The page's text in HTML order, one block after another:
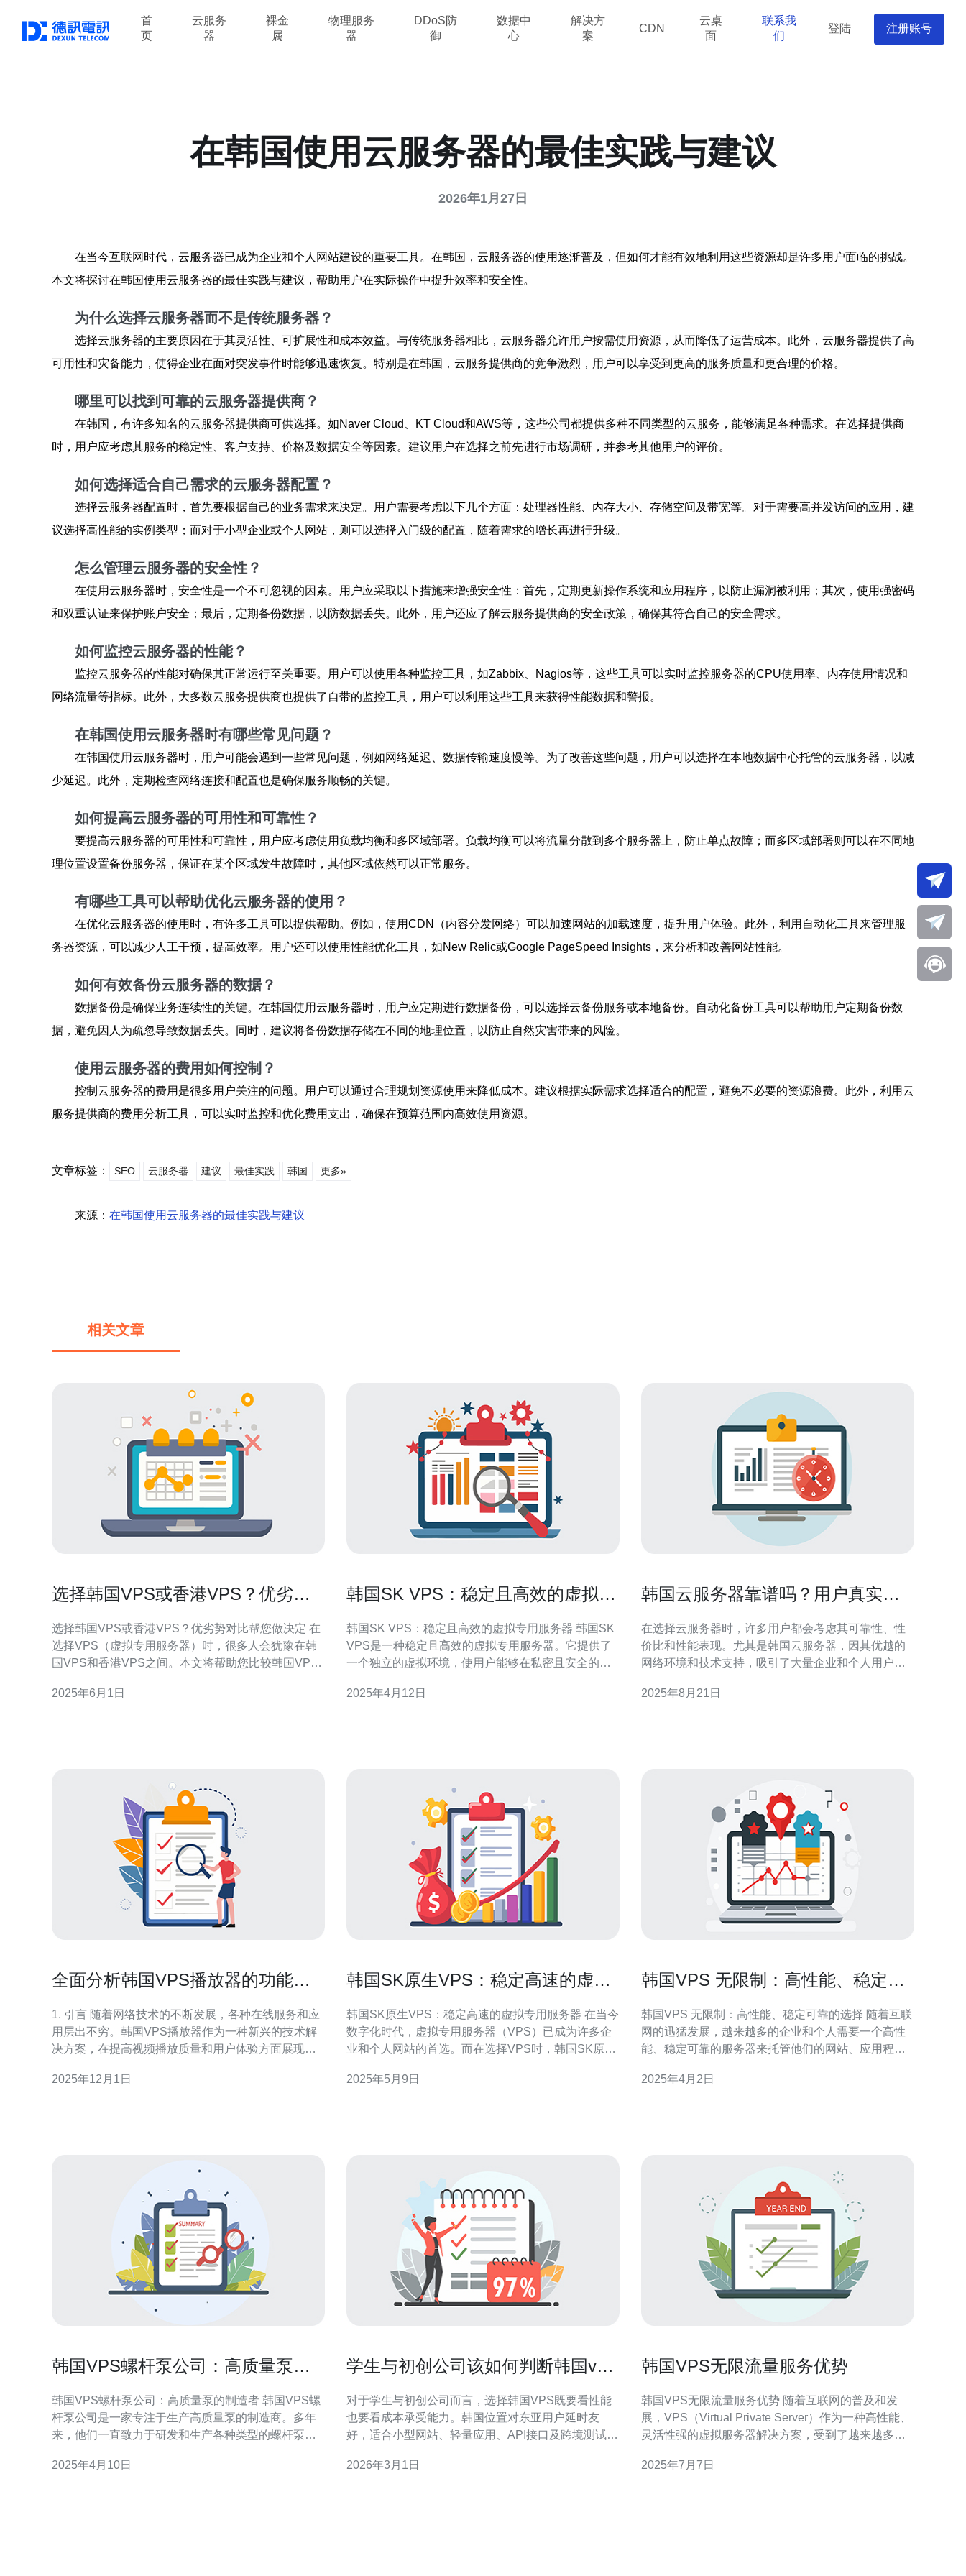
首
页
云服务
器
裸金
属
物理服务
器
DDoS防
御
数据中
心
解决方
案
CDN
云桌
面
联系我
们
登陆 注册账号
在韩国使用云服务器的最佳实践与建议
2026年1月27日
在当今互联网时代，云服务器已成为企业和个人网站建设的重要工具。在韩国，云服务器的使用逐渐普及，但如何才能有效地利用这些资源却是许多用户面临的挑战。
本文将探讨在韩国使用云服务器的最佳实践与建议，帮助用户在实际操作中提升效率和安全性。
为什么选择云服务器而不是传统服务器？
选择云服务器的主要原因在于其灵活性、可扩展性和成本效益。与传统服务器相比，云服务器允许用户按需使用资源，从而降低了运营成本。此外，云服务器提供了高
可用性和灾备能力，使得企业在面对突发事件时能够迅速恢复。特别是在韩国，云服务提供商的竞争激烈，用户可以享受到更高的服务质量和更合理的价格。
哪里可以找到可靠的云服务器提供商？
在韩国，有许多知名的云服务器提供商可供选择。如Naver Cloud、KT Cloud和AWS等，这些公司都提供多种不同类型的云服务，能够满足各种需求。在选择提供商
时，用户应考虑其服务的稳定性、客户支持、价格及数据安全等因素。建议用户在选择之前先进行市场调研，并参考其他用户的评价。
如何选择适合自己需求的云服务器配置？
选择云服务器配置时，首先要根据自己的业务需求来决定。用户需要考虑以下几个方面：处理器性能、内存大小、存储空间及带宽等。对于需要高并发访问的应用，建
议选择高性能的实例类型；而对于小型企业或个人网站，则可以选择入门级的配置，随着需求的增长再进行升级。
怎么管理云服务器的安全性？
在使用云服务器时，安全性是一个不可忽视的因素。用户应采取以下措施来增强安全性：首先，定期更新操作系统和应用程序，以防止漏洞被利用；其次，使用强密码
和双重认证来保护账户安全；最后，定期备份数据，以防数据丢失。此外，用户还应了解云服务提供商的安全政策，确保其符合自己的安全需求。
如何监控云服务器的性能？
监控云服务器的性能对确保其正常运行至关重要。用户可以使用各种监控工具，如Zabbix、Nagios等，这些工具可以实时监控服务器的CPU使用率、内存使用情况和
网络流量等指标。此外，大多数云服务提供商也提供了自带的监控工具，用户可以利用这些工具来获得性能数据和警报。
在韩国使用云服务器时有哪些常见问题？
在韩国使用云服务器时，用户可能会遇到一些常见问题，例如网络延迟、数据传输速度慢等。为了改善这些问题，用户可以选择在本地数据中心托管的云服务器，以减
少延迟。此外，定期检查网络连接和配置也是确保服务顺畅的关键。
如何提高云服务器的可用性和可靠性？
要提高云服务器的可用性和可靠性，用户应考虑使用负载均衡和多区域部署。负载均衡可以将流量分散到多个服务器上，防止单点故障；而多区域部署则可以在不同地
理位置设置备份服务器，保证在某个区域发生故障时，其他区域依然可以正常服务。
有哪些工具可以帮助优化云服务器的使用？
在优化云服务器的使用时，有许多工具可以提供帮助。例如，使用CDN（内容分发网络）可以加速网站的加载速度，提升用户体验。此外，利用自动化工具来管理服
务器资源，可以减少人工干预，提高效率。用户还可以使用性能优化工具，如New Relic或Google PageSpeed Insights，来分析和改善网站性能。
如何有效备份云服务器的数据？
数据备份是确保业务连续性的关键。在韩国使用云服务器时，用户应定期进行数据备份，可以选择云备份服务或本地备份。自动化备份工具可以帮助用户定期备份数
据，避免因人为疏忽导致数据丢失。同时，建议将备份数据存储在不同的地理位置，以防止自然灾害带来的风险。
使用云服务器的费用如何控制？
控制云服务器的费用是很多用户关注的问题。用户可以通过合理规划资源使用来降低成本。建议根据实际需求选择适合的配置，避免不必要的资源浪费。此外，利用云
服务提供商的费用分析工具，可以实时监控和优化费用支出，确保在预算范围内高效使用资源。
文章标签： SEO 云服务器 建议 最佳实践 韩国 更多»
来源： 在韩国使用云服务器的最佳实践与建议
相关文章
选择韩国VPS或香港VPS？优劣势
选择韩国VPS或香港VPS？优劣势对比帮您做决定 在
选择VPS（虚拟专用服务器）时，很多人会犹豫在韩
国VPS和香港VPS之间。本文将帮助您比较韩国VPS
VPS和香港VPS的价格各有优劣。一般来说，韩国
2025年6月1日
韩国SK VPS：稳定且高效的虚拟专
韩国SK VPS：稳定且高效的虚拟专用服务器 韩国SK
VPS是一种稳定且高效的虚拟专用服务器。它提供了
一个独立的虚拟环境，使用户能够在私密且安全的服
几个优势： 稳定性：韩国SK VPS采用先进的技术和
2025年4月12日
韩国云服务器靠谱吗？用户真实体
在选择云服务器时，许多用户都会考虑其可靠性、性
价比和性能表现。尤其是韩国云服务器，因其优越的
网络环境和技术支持，吸引了大量企业和个人用户。
们将通过用户的真实体验和评测，为您揭示这些云服
2025年8月21日
全面分析韩国VPS播放器的功能与
1. 引言 随着网络技术的不断发展，各种在线服务和应
用层出不穷。韩国VPS播放器作为一种新兴的技术解
决方案，在提高视频播放质量和用户体验方面展现出
与优势，并提供具体的数据和案例来佐证其价值。 2.
2025年12月1日
韩国SK原生VPS：稳定高速的虚拟
韩国SK原生VPS：稳定高速的虚拟专用服务器 在当今
数字化时代，虚拟专用服务器（VPS）已成为许多企
业和个人网站的首选。而在选择VPS时，韩国SK原生
能而闻名。 SK原生VPS采用SSD固态硬盘，拥有更
2025年5月9日
韩国VPS 无限制：高性能、稳定可
韩国VPS 无限制：高性能、稳定可靠的选择 随着互联
网的迅猛发展，越来越多的企业和个人需要一个高性
能、稳定可靠的服务器来托管他们的网站、应用程序
理想的选择，提供了无限制的资源和灵活性，能够满
2025年4月2日
韩国VPS螺杆泵公司：高质量泵的
韩国VPS螺杆泵公司：高质量泵的制造者 韩国VPS螺
杆泵公司是一家专注于生产高质量泵的制造商。多年
来，他们一直致力于研发和生产各种类型的螺杆泵，
和可靠性而闻名，被广泛应用于石油、化工、制药、
2025年4月10日
学生与初创公司该如何判断韩国vps
对于学生与初创公司而言，选择韩国VPS既要看性能
也要看成本承受能力。韩国位置对东亚用户延时友
好，适合小型网站、轻量应用、API接口及跨境测试环
度，帮助你判断每月能承受多少租金，并给出购买建
2026年3月1日
韩国VPS无限流量服务优势
韩国VPS无限流量服务优势 随着互联网的普及和发
展，VPS（Virtual Private Server）作为一种高性能、
灵活性强的虚拟服务器解决方案，受到了越来越多用
受关注，拥有诸多优势，本文将为您详细介绍。 韩国
2025年7月7日